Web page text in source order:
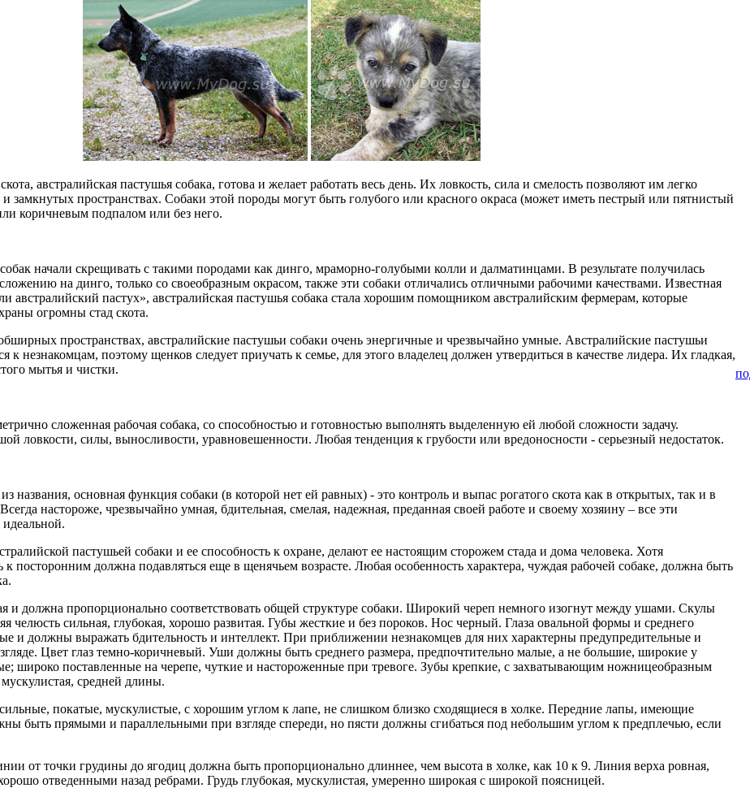
австралийская пастушья собака, готова и желает работать весь день. Их ловкость, сила и смелость позволяют им легко
замкнутых пространствах. Собаки этой породы могут быть голубого или красного окраса (может иметь пестрый или пятнистый
коричневым подпалом или без него.
начали скрещивать с такими породами как динго, мраморно-голубыми колли и далматинцами. В результате получилась
на динго, только со своеобразным окрасом, также эти собаки отличались отличными рабочими качествами. Известная
австралийский пастух», австралийская пастушья собака стала хорошим помощником австралийским фермерам, которые
огромны стад скота.
пространствах, австралийские пастушьи собаки очень энергичные и чрезвычайно умные. Австралийские пастушьи
к незнакомцам, поэтому щенков следует приучать к семье, для этого владелец должен утвердиться в качестве лидера. Их гладкая,
мытья и чистки.
сложенная рабочая собака, со способностью и готовностью выполнять выделенную ей любой сложности задачу.
ловкости, силы, выносливости, уравновешенности. Любая тенденция к грубости или вредоносности - серьезный недостаток.
названия, основная функция собаки (в которой нет ей равных) - это контроль и выпас рогатого скота как в открытых, так и в
настороже, чрезвычайно умная, бдительная, смелая, надежная, преданная своей работе и своему хозяину – все эти
идеальной.
пастушьей собаки и ее способность к охране, делают ее настоящим сторожем стада и дома человека. Хотя
к посторонним должна подавляться еще в щенячьем возрасте. Любая особенность характера, чуждая рабочей собаке, должна быть
и должна пропорционально соответствовать общей структуре собаки. Широкий череп немного изогнут между ушами. Скулы
челюсть сильная, глубокая, хорошо развитая. Губы жесткие и без пороков. Нос черный. Глаза овальной формы и среднего
и должны выражать бдительность и интеллект. При приближении незнакомцев для них характерны предупредительные и
Цвет глаз темно-коричневый. Уши должны быть среднего размера, предпочтительно малые, а не большие, широкие у
широко поставленные на черепе, чуткие и настороженные при тревоге. Зубы крепкие, с захватывающим ножницеобразным
средней длины.
покатые, мускулистые, с хорошим углом к лапе, не слишком близко сходящиеся в холке. Передние лапы, имеющие
быть прямыми и параллельными при взгляде спереди, но пясти должны сгибаться под небольшим углом к предплечью, если
от точки грудины до ягодиц должна быть пропорционально длиннее, чем высота в холке, как 10 к 9. Линия верха ровная,
отведенными назад ребрами. Грудь глубокая, мускулистая, умеренно широкая с широкой поясницей.